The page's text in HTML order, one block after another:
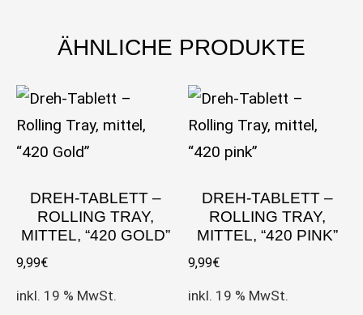
ÄHNLICHE PRODUKTE
DREH-TABLETT –
ROLLING TRAY,
MITTEL, “420 GOLD”
9,99€
inkl. 19 % MwSt.
DREH-TABLETT –
ROLLING TRAY,
MITTEL, “420 PINK”
9,99€
inkl. 19 % MwSt.